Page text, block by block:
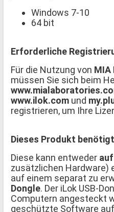
Windows 7-10
64 bit
Erforderliche
Für die Nutzung von MIA
müssen Sie sich beim
www.ilok.com und
registrieren, um Ihre
Dieses Produkt
Diese kann entweder
zusätzlichen Hardware)
auf einem separat zu
Dongle. Der iLok USB-
Computern angesteckt
geschützte Software